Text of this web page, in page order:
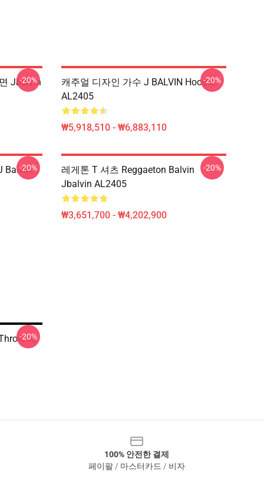
Jbalvin
-20%
캐주얼 디자인 가수 J BALVIN Hoodie
AL2405
₩5,918,510 - ₩6,883,110
-20%
Balvin
-20%
레게톤 T 셔츠 Reggaeton Balvin
Jbalvin AL2405
₩3,651,700 - ₩4,202,900
-20%
베
-20%
100% 안전한 결제
페이팔 / 마스터카드 / 비자